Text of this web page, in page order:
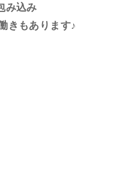
み込み
きもあります♪